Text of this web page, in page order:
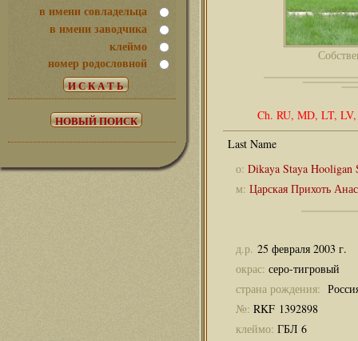
в имени совладельца
в имени заводчика
клеймо
номер родословной
Ch. RU, MD, LT,
о: Dikaya Staya Hooligan
м: Царская Прихоть
д.р. 25 февраля 2003 г.
окрас: серо-тигровый
страна рождения:
№: RKF 1392898
клеймо: ГБЛ 6